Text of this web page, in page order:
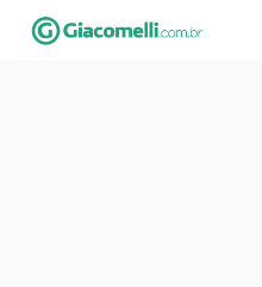
Skip